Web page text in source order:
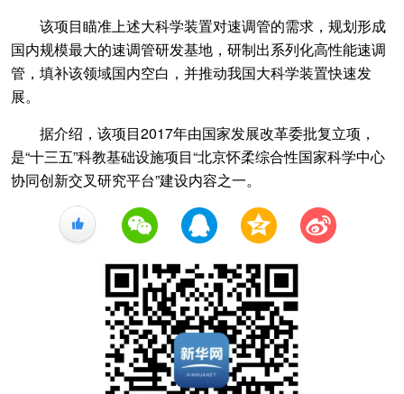
该项目瞄准上述大科学装置对速调管的需求，规划形成
国内规模最大的速调管研发基地，研制出系列化高性能速调
管，填补该领域国内空白，并推动我国大科学装置快速发
展。
据介绍，该项目2017年由国家发展改革委批复立项，
是“十三五”科教基础设施项目“北京怀柔综合性国家科学中心
协同创新交叉研究平台”建设内容之一。
+1